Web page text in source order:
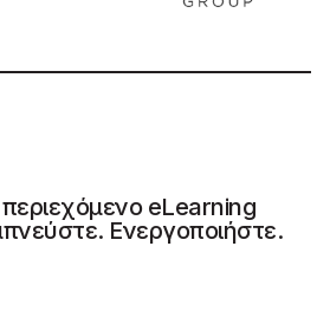
eLearning
Ενεργοποιήστε.